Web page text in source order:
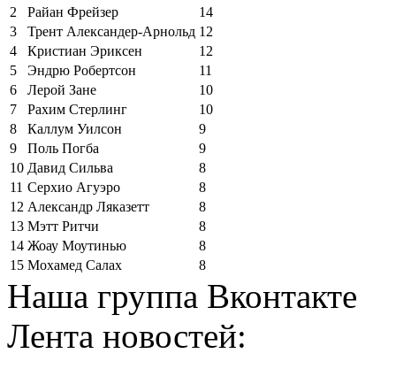
2
Райан Фрейзер
14
3
Трент Александер-Арнольд 12
4
Кристиан Эриксен
12
5
Эндрю Робертсон
11
6
Лерой Зане
10
7
Рахим Стерлинг
10
8
Каллум Уилсон
9
9
Поль Погба
9
10 Давид Сильва
8
11 Серхио Агуэро
8
12 Александр Ляказетт
8
13 Мэтт Ритчи
8
14 Жоау Моутинью
8
15 Мохамед Салах 8
Наша группа Вконтакте
Лента новостей: